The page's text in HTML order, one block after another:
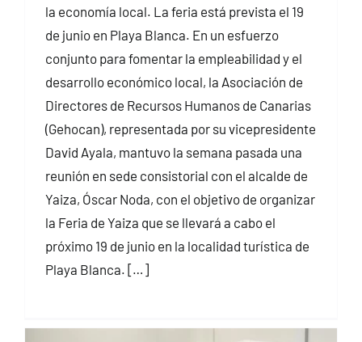
la economía local. La feria está prevista el 19
de junio en Playa Blanca. En un esfuerzo
conjunto para fomentar la empleabilidad y el
desarrollo económico local, la Asociación de
Directores de Recursos Humanos de Canarias
(Gehocan), representada por su vicepresidente
David Ayala, mantuvo la semana pasada una
reunión en sede consistorial con el alcalde de
Yaiza, Óscar Noda, con el objetivo de organizar
la Feria de Yaiza que se llevará a cabo el
próximo 19 de junio en la localidad turística de
Playa Blanca. […]